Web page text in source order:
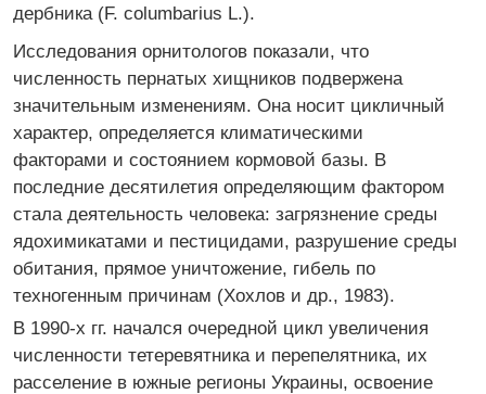
дербника (F. columbarius L.).
Исследования орнитологов показали, что
численность пернатых хищников подвержена
значительным изменениям. Она носит цикличный
характер, определяется климатическими
факторами и состоянием кормовой базы. В
последние десятилетия определяющим фактором
стала деятельность человека: загрязнение среды
ядохимикатами и пестицидами, разрушение среды
обитания, прямое уничтожение, гибель по
техногенным причинам (Хохлов и др., 1983).
В 1990-х гг. начался очередной цикл увеличения
численности тетеревятника и перепелятника, их
расселение в южные регионы Украины, освоение